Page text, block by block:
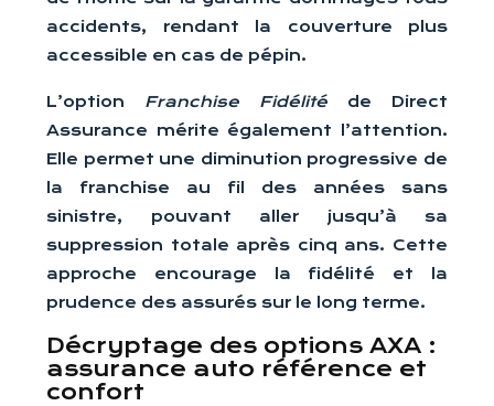
accidents, rendant la couverture plus
accessible en cas de pépin.
L’option Franchise Fidélité de Direct
Assurance mérite également l’attention.
Elle permet une diminution progressive de
la franchise au fil des années sans
sinistre, pouvant aller jusqu’à sa
suppression totale après cinq ans. Cette
approche encourage la fidélité et la
prudence des assurés sur le long terme.
Décryptage des options AXA :
assurance auto référence et
confort